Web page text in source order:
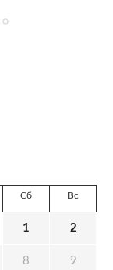
Сб Вс
1 2
8 9